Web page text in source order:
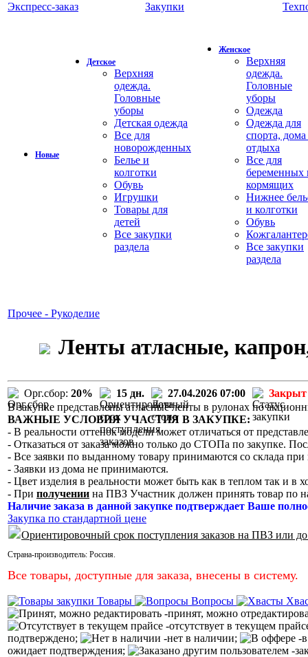
Экспресс-заказ Закупки
Новые
Детское
Верхняя
одежда.
Головные
уборы
Детская одежда
Все для
новорожденных
Белье и
колготки
Обувь
Игрушки
Товары для
детей
Все закупки
раздела
Женское
Верхняя
одежда.
Головные
уборы
Одежда
Одежда для
спорта,
отдыха
Все для
беременных
кормящих
Нижнее
и колготки
Обувь
Все закупки
раздела
Прочее - Рукоделие
Ленты атласные,
Орг.сбор: 20% 15 дн. 27.04.2026 07:00
Закрыт
В закупке представлены атласные ленты в рулонах по
ВАЖНЫЕ УСЛОВИЯ УЧАСТИЯ В ЗАКУПКЕ:
- В реальности оттенок модели может отличаться от
- Отказаться от заказа можно только до СТОПа по закупке.
- Все заявки по выданному товару принимаются со склада при
- Заявки из дома не принимаются.
- Цвет изделия в реальности может быть как в теплом так и в
- При получении на ПВЗ Участник должен принять товар по
Наличие заказа в данной закупке подтверждает Ваше
Закупка по стандартной цене
Ориентировочный срок поступления заказов на ПВЗ или
Страна-производитель: Россия.
Все товары, доступные для заказа, внесены в систему.
Товары Вопросы
-принят, можно
-отсутствует в текущем
подтверждено;
-нет в наличии;
-
ожидает подтверждения;
-